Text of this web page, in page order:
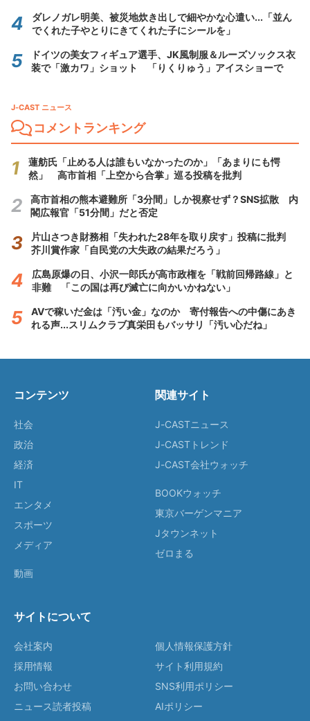
ダレノガレ明美、被災地炊き出しで細やかな心遣い...「並ん
でくれた子やとりにきてくれた子にシールを」
ドイツの美女フィギュア選手、JK風制服＆ルーズソックス衣
装で「激カワ」ショット 「りくりゅう」アイスショーで
J-CAST ニュース
コメントランキング
蓮舫氏「止める人は誰もいなかったのか」「あまりにも愕
然」 高市首相「上空から合掌」巡る投稿を批判
高市首相の熊本避難所「3分間」しか視察せず？SNS拡散 内
閣広報官「51分間」だと否定
片山さつき財務相「失われた28年を取り戻す」投稿に批判
芥川賞作家「自民党の大失政の結果だろう」
広島原爆の日、小沢一郎氏が高市政権を「戦前回帰路線」と
非難 「この国は再び滅亡に向かいかねない」
AVで稼いだ金は「汚い金」なのか 寄付報告への中傷にあき
れる声...スリムクラブ真栄田もバッサリ「汚い心だね」
コンテンツ
社会
政治
経済
IT
エンタメ
スポーツ
メディア
動画
関連サイト
J-CASTニュース
J-CASTトレンド
J-CAST会社ウォッチ
BOOKウォッチ
東京バーゲンマニア
Jタウンネット
ゼロまる
サイトについて
会社案内
採用情報
お問い合わせ
ニュース読者投稿
個人情報保護方針
サイト利用規約
SNS利用ポリシー
AIポリシー